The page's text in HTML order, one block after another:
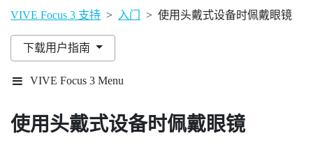
VIVE Focus 3 支持 > 入门 > 使用头戴式设备时佩戴眼镜
下载用户指南
VIVE Focus 3 Menu
使用头戴式设备时佩戴眼镜